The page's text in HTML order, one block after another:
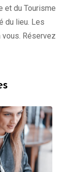
et du Tourisme
du lieu. Les
Réservez